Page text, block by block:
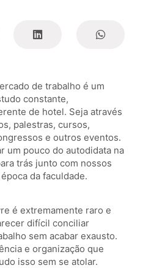
de trabalho é um
constante,
de hotel. Seja através
palestras, cursos,
e outros eventos.
um pouco do autodidata na
trás junto com nossos
da faculdade.
é extremamente raro e
difícil conciliar
sem acabar exausto.
e organização que
isso sem se atolar.